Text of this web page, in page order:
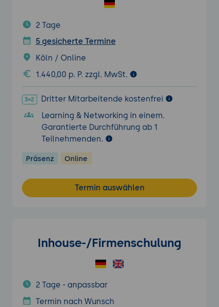
2 Tage
5 gesicherte Termine
Köln / Online
1.440,00 p. P. zzgl. MwSt.
Dritter Mitarbeitende kostenfrei
Learning & Networking in einem.
Garantierte Durchführung ab 1
Teilnehmenden.
Präsenz Online
Termin auswählen
Inhouse-/Firmenschulung
2 Tage - anpassbar
Termin nach Wunsch